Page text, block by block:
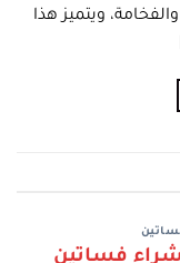
ويتميز هذا
فساتين